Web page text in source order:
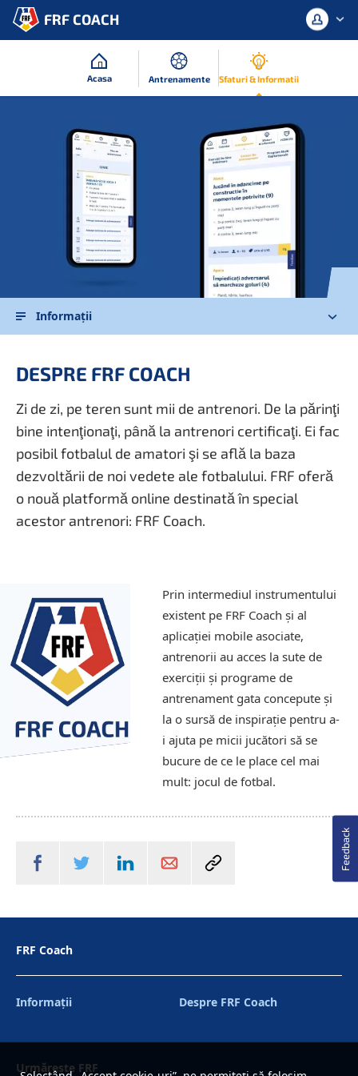
FRF COACH
Acasa Antrenamente Sfaturi & Informatii
Autentificare
Inregistreaza-te
Informaţii
DESPRE FRF COACH
Zi de zi, pe teren sunt mii de antrenori. De la părinţi
bine intenţionaţi, până la antrenori certificaţi. Ei fac
posibil fotbalul de amatori şi se află la baza
dezvoltării de noi vedete ale fotbalului. FRF oferă
o nouă platformă online destinată în special
acestor antrenori: FRF Coach.
Prin intermediul instrumentului
existent pe FRF Coach şi al
aplicaţiei mobile asociate,
antrenorii au acces la sute de
exerciţii şi programe de
antrenament gata concepute şi
la o sursă de inspiraţie pentru a-
i ajuta pe micii jucători să se
bucure de ce le place cel mai
mult: jocul de fotbal.
FRF Coach
Informaţii Despre FRF Coach
Urmărește FRF
Feedback